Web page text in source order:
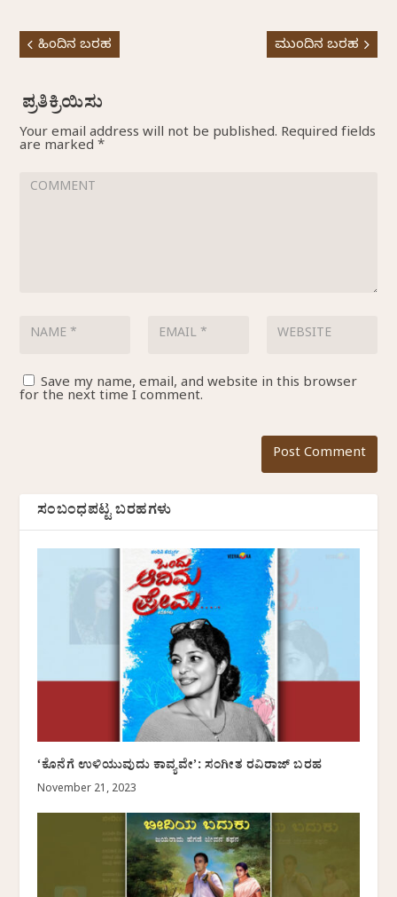
ಹಿಂದಿನ ಬರಹ ಮುಂದಿನ ಬರಹ
Your email address will not be published. Required fields
are marked *
Save my name, email, and website in this browser
for the next time I comment.
ಸಂಬಂಧಪಟ್ಟ ಬರಹಗಳು
‘ಕೊನೆಗೆ ಉಳಿಯುವುದು ಕಾವ್ಯವೇ’: ಸಂಗೀತ ರವಿರಾಜ್ ಬರಹ
November 21, 2023